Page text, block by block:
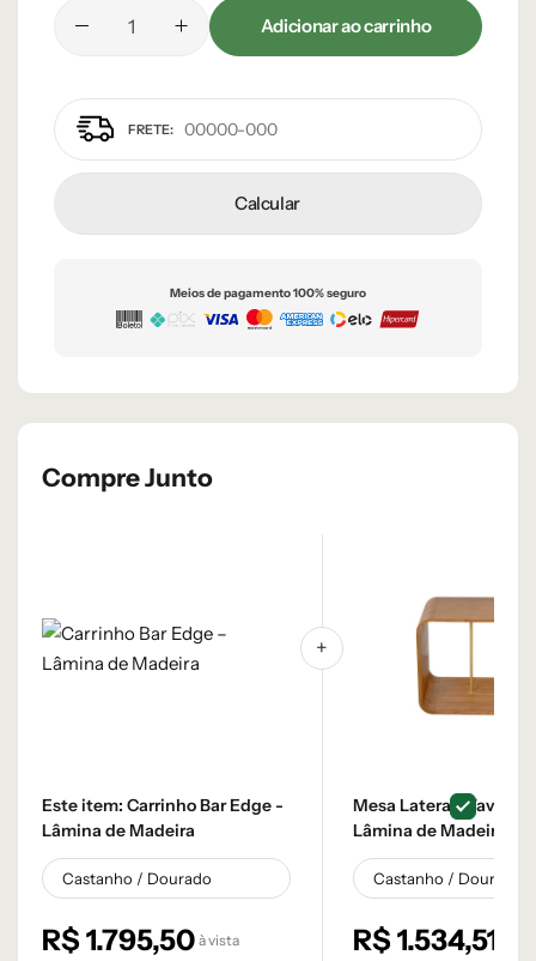
Adicionar ao carrinho
Calcular
Meios de pagamento 100% seguro
Compre Junto
Este item: Carrinho Bar Edge -
Lâmina de Madeira
R$1.795,50 à vista
Mesa Lateral Wave -
Lâmina de Madeira
Carvalho Natural
R$1.534,51